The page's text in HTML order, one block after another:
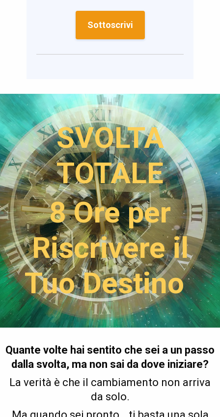
Sottoscrivi
SVOLTA
TOTALE
8 Ore per
Riscrivere il
Tuo Destino
Quante volte hai sentito che sei a un passo
dalla svolta, ma non sai da dove iniziare?
La verità è che il cambiamento non arriva
da solo.